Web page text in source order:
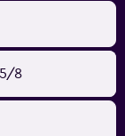
8